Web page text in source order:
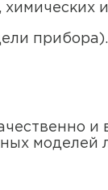
и
моделей